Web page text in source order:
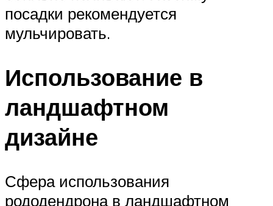
посадки рекомендуется
мульчировать.
Использование в
ландшафтном
дизайне
Сфера использования
рододендрона в ландшафтном